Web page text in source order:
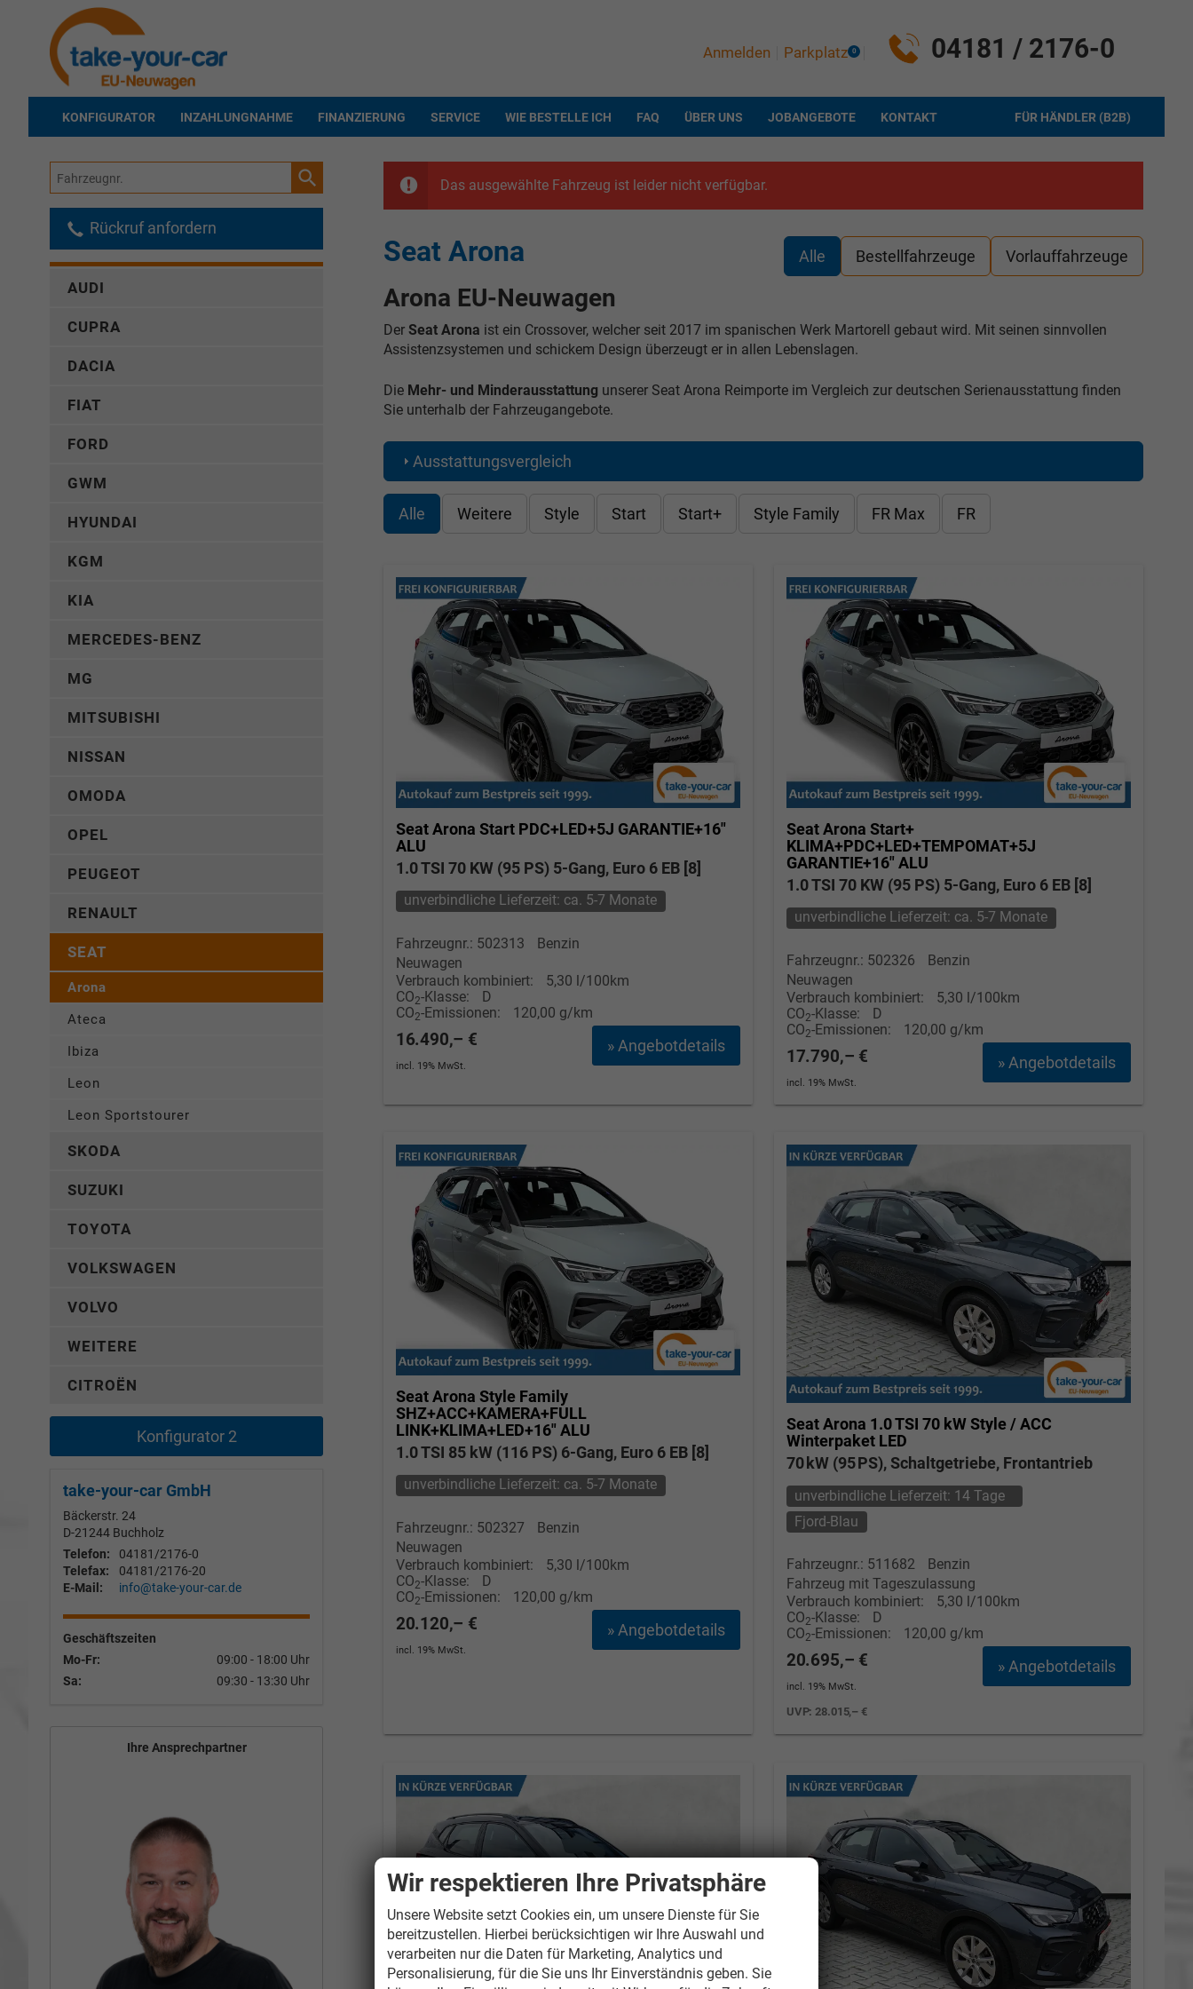
04181 / 2176-0
Anmelden Parkplatz 0
KONFIGURATOR INZAHLUNGNAHME FINANZIERUNG SERVICE WIE BESTELLE ICH FAQ ÜBER UNS JOBANGEBOTE FÜR HÄNDLER (B2B)
KONTAKT
Das ausgewählte Fahrzeug ist leider nicht verfügbar.
Alle Bestellfahrzeuge Vorlauffahrzeuge
Seat Arona
Arona EU-Neuwagen
Der Seat Arona ist ein Crossover, welcher seit 2017 im spanischen Werk Martorell gebaut wird. Mit seinen sinnvollen
Assistenzsystemen und schickem Design überzeugt er in allen Lebenslagen.
DieMehr- und Minderausstattung unserer Seat Arona Reimporte im Vergleich zur deutschen Serienausstattung finden
Sie unterhalb der Fahrzeugangebote.
Ausstattungsvergleich
Alle Weitere Style Start Start+ Style Family FR Max FR
Seat Arona Start PDC+LED+5J GARANTIE+16"
ALU
1.0 TSI 70 KW (95 PS) 5-Gang, Euro 6 EB [8]
unverbindliche Lieferzeit: ca. 5-7 Monate
Fahrzeugnr.: 502313
Benzin
Neuwagen
Verbrauch kombiniert:
5,30 l/100km
CO2-Klasse:
D
CO2-Emissionen: 120,00 g/km
» Angebotdetails
16.490,– €
incl. 19% MwSt.
Seat Arona Start+
KLIMA+PDC+LED+TEMPOMAT+5J
GARANTIE+16" ALU
1.0 TSI 70 KW (95 PS) 5-Gang, Euro 6 EB [8]
unverbindliche Lieferzeit: ca. 5-7 Monate
Fahrzeugnr.: 502326
Benzin
Neuwagen
Verbrauch kombiniert:
5,30 l/100km
CO2-Klasse:
D
CO2-Emissionen: 120,00 g/km
» Angebotdetails
17.790,– €
incl. 19% MwSt.
Seat Arona Style Family
SHZ+ACC+KAMERA+FULL
LINK+KLIMA+LED+16" ALU
1.0 TSI 85 kW (116 PS) 6-Gang, Euro 6 EB [8]
unverbindliche Lieferzeit: ca. 5-7 Monate
Fahrzeugnr.: 502327
Benzin
Neuwagen
Verbrauch kombiniert:
5,30 l/100km
CO2-Klasse:
D
CO2-Emissionen: 120,00 g/km
» Angebotdetails
20.120,– €
incl. 19% MwSt.
Seat Arona 1.0 TSI 70 kW Style / ACC
Winterpaket LED
70 kW (95 PS), Schaltgetriebe, Frontantrieb
unverbindliche Lieferzeit: 14 Tage
Fjord-Blau
Fahrzeugnr.: 511682
Benzin
Fahrzeug mit Tageszulassung
Verbrauch kombiniert:
5,30 l/100km
CO2-Klasse:
D
CO2-Emissionen: 120,00 g/km
» Angebotdetails
20.695,– €
incl. 19% MwSt.
UVP:28.015,– €
Fahrzeugnr.
Rückruf anfordern
AUDI
CUPRA
DACIA
FIAT
FORD
GWM
HYUNDAI
KGM
KIA
MERCEDES-BENZ
MG
MITSUBISHI
NISSAN
OMODA
OPEL
PEUGEOT
RENAULT
SEAT
Arona
Ateca
Ibiza
Leon
Leon Sportstourer
SKODA
SUZUKI
TOYOTA
VOLKSWAGEN
VOLVO
WEITERE
CITROËN
Konfigurator 2
take-your-car GmbH
Bäckerstr. 24
D-21244 Buchholz
Telefon:
04181/2176-0
Telefax:
04181/2176-20
E-Mail:
info@take-your-car.de
Geschäftszeiten
Mo-Fr:
09:00 - 18:00 Uhr
Sa:
09:30 - 13:30 Uhr
Ihre Ansprechpartner
Wir respektieren Ihre Privatsphäre
Unsere Website setzt Cookies ein, um unsere Dienste für Sie
bereitzustellen. Hierbei berücksichtigen wir Ihre Auswahl und
verarbeiten nur die Daten für Marketing, Analytics und
Personalisierung, für die Sie uns Ihr Einverständnis geben. Sie